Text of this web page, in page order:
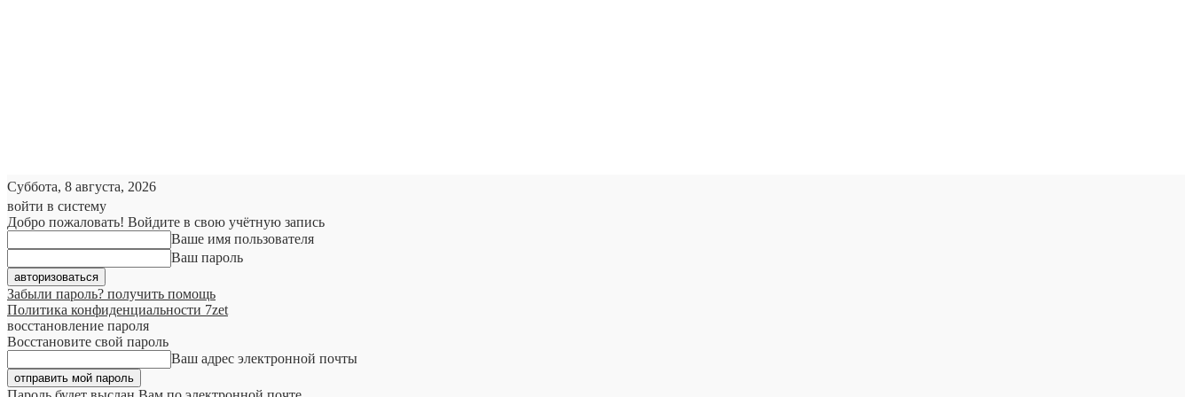
Суббота, 8 августа, 2026
войти в систему
Добро пожаловать! Войдите в свою учётную запись
Ваше имя пользователя
Ваш пароль
Забыли пароль? получить помощь
Политика конфиденциальности 7zet
восстановление пароля
Восстановите свой пароль
Ваш адрес электронной почты